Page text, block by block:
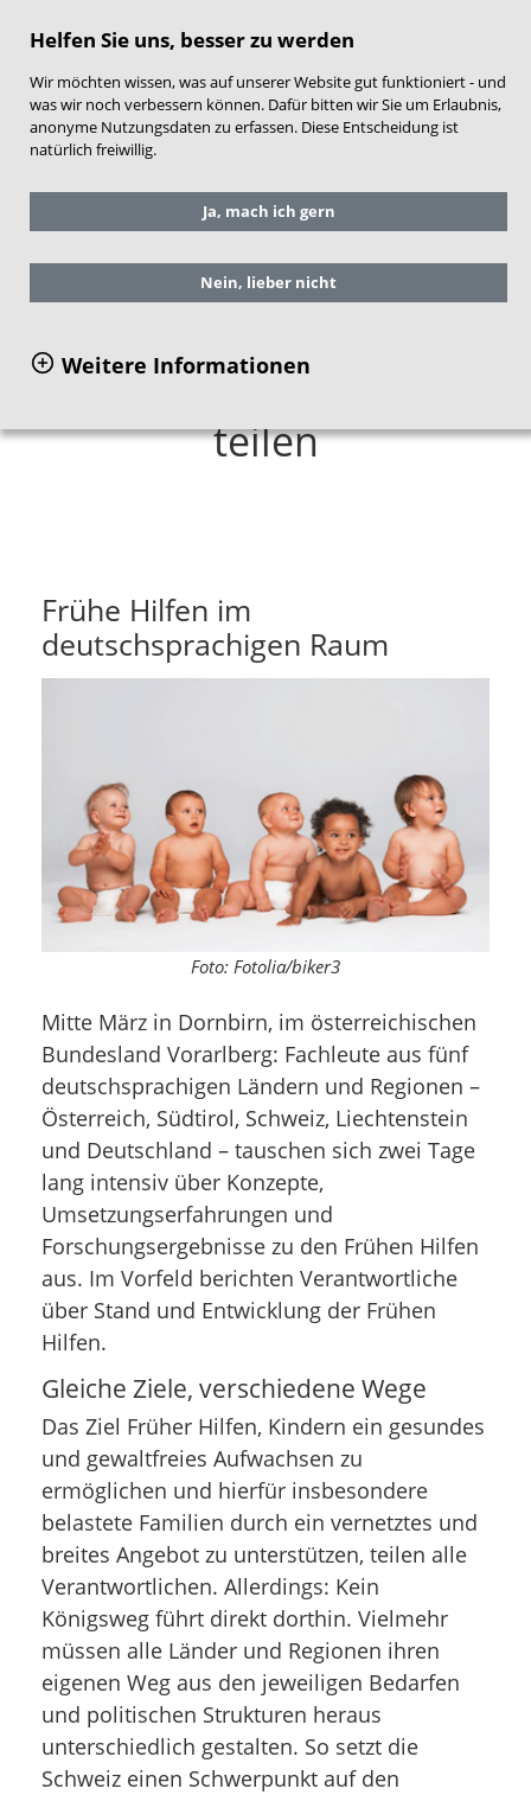
Helfen Sie uns, besser zu werden
Wir möchten wissen, was auf unserer Website gut funktioniert - und
was wir noch verbessern können. Dafür bitten wir Sie um Erlaubnis,
anonyme Nutzungsdaten zu erfassen. Diese Entscheidung ist
natürlich freiwillig.
Ja, mach ich gern
Nein, lieber nicht
Weitere Informationen
Sie befinden sich hier: Service
Aktuelles
Frühe Hilfen aktuell
Ausgabe 01 2019
teilen
Frühe Hilfen im
deutschsprachigen Raum
Foto: Fotolia/biker3
Mitte März in Dornbirn, im österreichischen
Bundesland Vorarlberg: Fachleute aus fünf
deutschsprachigen Ländern und Regionen –
Österreich, Südtirol, Schweiz, Liechtenstein
und Deutschland – tauschen sich zwei Tage
lang intensiv über Konzepte,
Umsetzungserfahrungen und
Forschungsergebnisse zu den Frühen Hilfen
aus. Im Vorfeld berichten Verantwortliche
über Stand und Entwicklung der Frühen
Hilfen.
Gleiche Ziele, verschiedene Wege
Das Ziel Früher Hilfen, Kindern ein gesundes
und gewaltfreies Aufwachsen zu
ermöglichen und hierfür insbesondere
belastete Familien durch ein vernetztes und
breites Angebot zu unterstützen, teilen alle
Verantwortlichen. Allerdings: Kein
Königsweg führt direkt dorthin. Vielmehr
müssen alle Länder und Regionen ihren
eigenen Weg aus den jeweiligen Bedarfen
und politischen Strukturen heraus
unterschiedlich gestalten. So setzt die
Schweiz einen Schwerpunkt auf den